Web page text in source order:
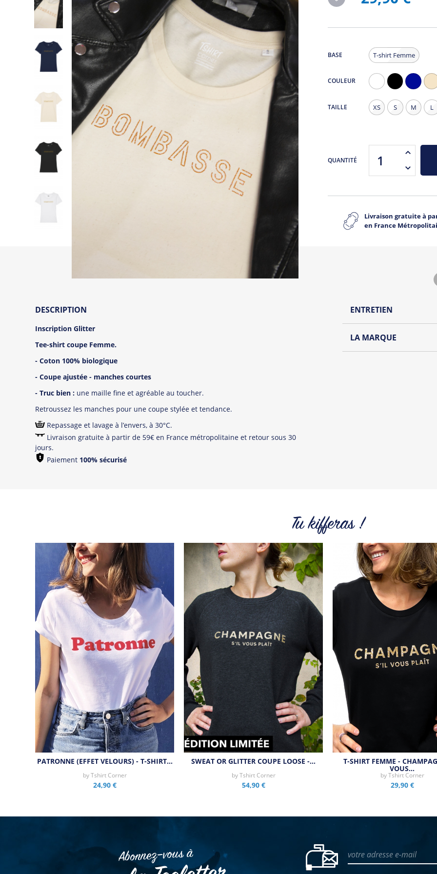
BASE T-shirt Femme
COULEUR
-
TAILLE XS S M L
QUANTITÉ
Livraison gratuite à
en France
DESCRIPTION
Inscription Glitter
Tee-shirt coupe Femme.
- Coton 100% biologique
- Coupe ajustée - manches courtes
- Truc bien : une maille fine et agréable au toucher.
Retroussez les manches pour une coupe stylée et tendance.
Repassage et lavage à l’envers, à 30°C.
Livraison gratuite à partir de 59€ en France métropolitaine et retour sous 30
jours.
Paiement 100% sécurisé
ENTRETIEN
LA MARQUE
Tu kifferas !
PATRONNE (EFFET VELOURS) - T-SHIRT…
byTshirt Corner
24,90 €
SWEAT OR GLITTER COUPE LOOSE -…
byTshirt Corner
54,90 €
T-SHIRT FEMME -
VOUS…
byTshirt Corner
29,90 €
Abonnez–vous à votre adresse e-mail